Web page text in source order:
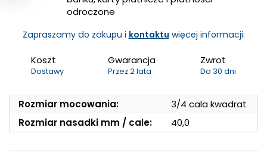
odroczone
Zapraszamy do zakupu i kontaktu więcej informacji:
Koszt
Dostawy
Gwarancja
Przez 2 lata
Zwrot
Do 30 dni
Rozmiar mocowania:
3/4 cala kwadrat
Rozmiar nasadki mm / cale:
40,0